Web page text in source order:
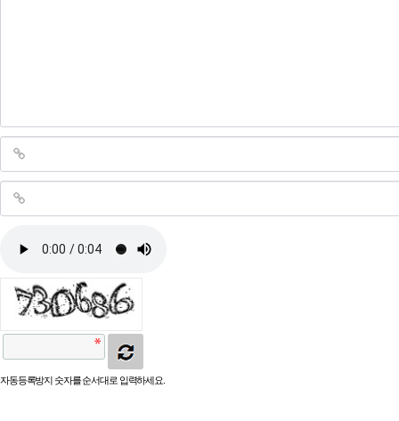
자동등록방지 숫자를 순서대로 입력하세요.